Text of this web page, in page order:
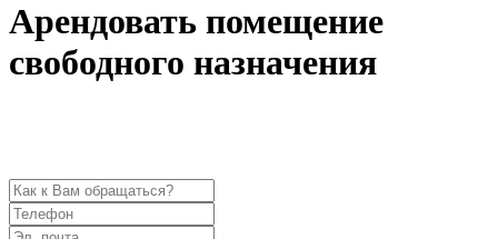
Арендовать помещение
свободного назначения